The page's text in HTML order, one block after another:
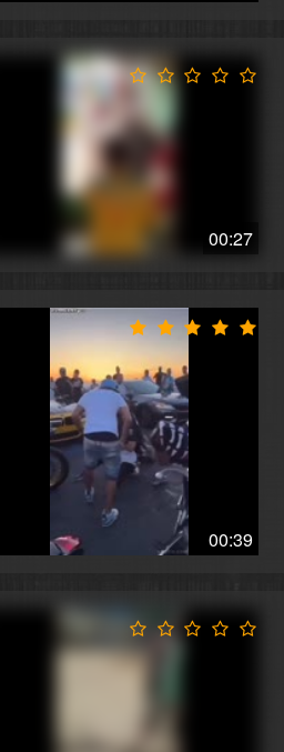
00:27
00:39